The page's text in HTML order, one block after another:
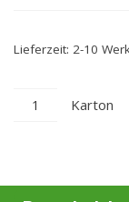
Lieferzeit: 2-10
Karton